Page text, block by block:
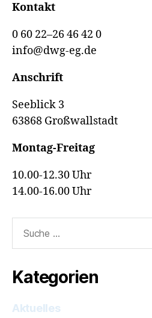
Kontakt
0 60 22–26 46 42 0
info@dwg-eg.de
Anschrift
Seeblick 3
63868 Großwallstadt
Montag-Freitag
10.00-12.30 Uhr
14.00-16.00 Uhr
nach:
Kategorien
Aktuelles